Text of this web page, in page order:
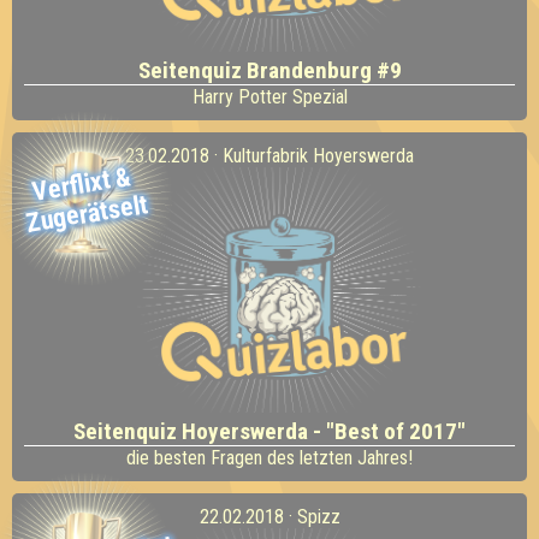
Seitenquiz Brandenburg #9
Harry Potter Spezial
Verflixt
&
Zugerätselt
23.02.2018 · Kulturfabrik Hoyerswerda
Seitenquiz Hoyerswerda - "Best of 2017"
die besten Fragen des letzten Jahres!
22.02.2018 · Spizz